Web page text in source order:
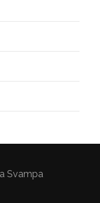
Svampa